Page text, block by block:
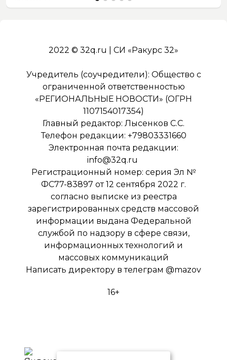
2022 © 32q.ru | СИ «Ракурс 32»
Учредитель (соучредители): Общество с
ограниченной ответственностью
«РЕГИОНАЛЬНЫЕ НОВОСТИ» (ОГРН
1107154017354)
Главный редактор: Лысенков С.С.
Телефон редакции: +79803331660
Электронная почта редакции:
info@32q.ru
Регистрационный номер: серия Эл №
ФС77-83897 от 12 сентября 2022 г.
согласно выписке из реестра
зарегистрированных средств массовой
информации выдана Федеральной
службой по надзору в сфере связи,
информационных технологий и
массовых коммуникаций
Написать директору в телеграм @mazov
16+